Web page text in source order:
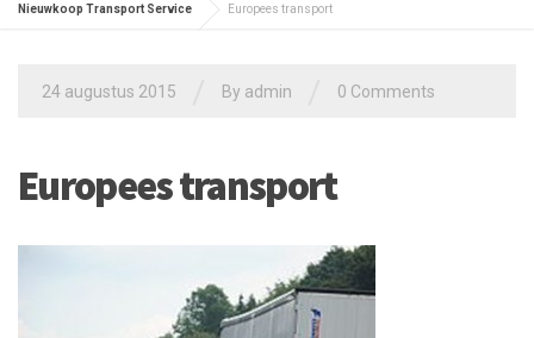
Nieuwkoop Transport Service Europees transport
24 augustus 2015 By admin 0 Comments
Europees transport